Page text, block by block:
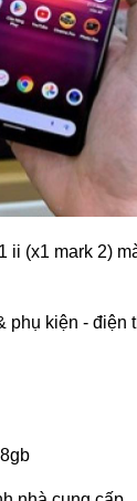
phụ kiện - điện